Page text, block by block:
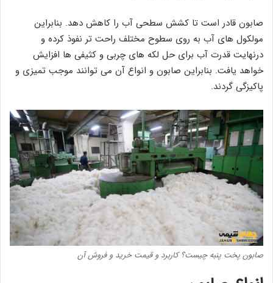
صابون قادر است تا کشش سطحی آب را کاهش دهد. بنابراین
مولکول های آب به روی سطوح مختلف راحت تر نفوذ کرده و
درنهایت قدرت آب برای حل لکه های چربی و کثیفی ها افزایش
خواهد یافت. بنابراین صابون و انواع آن می توانند موجب تمیزی و
پاکیزگی گردند.
صابون پخت پنبه چیست؟ کاربرد و قیمت خرید و فروش آن